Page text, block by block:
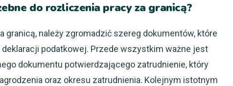
do rozliczenia pracy za granicą?
granicą, należy zgromadzić szereg dokumentów, które
podatkowej. Przede wszystkim ważne jest
dokumentu potwierdzającego zatrudnienie, który
oraz okresu zatrudnienia. Kolejnym istotnym